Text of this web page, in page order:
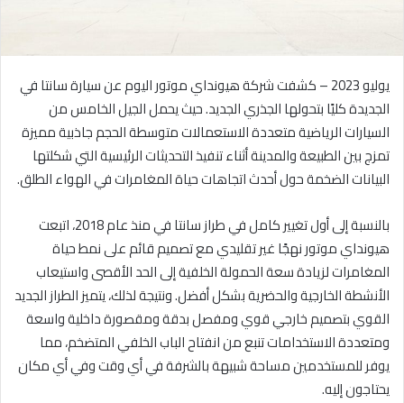
ت
و
ن
ي
ا
يوليو 2023 – كشفت شركة هيونداي موتور اليوم عن سيارة سانتا في
الجديدة كليًا بتحولها الجذري الجديد. حيث يحمل الجيل الخامس من
السيارات الرياضية متعددة الاستعمالات متوسطة الحجم جاذبية مميزة
تمزج بين الطبيعة والمدينة أثناء تنفيذ التحديثات الرئيسية التي شكلتها
البيانات الضخمة حول أحدث اتجاهات حياة المغامرات في الهواء الطلق.
بالنسبة إلى أول تغيير كامل في طراز سانتا في منذ عام 2018، اتبعت
هيونداي موتور نهجًا غير تقليدي مع تصميم قائم على نمط حياة
المغامرات لزيادة سعة الحمولة الخلفية إلى الحد الأقصى واستيعاب
الأنشطة الخارجية والحضرية بشكل أفضل. ونتيجة لذلك، يتميز الطراز الجديد
القوي بتصميم خارجي قوي ومفصل بدقة ومقصورة داخلية واسعة
ومتعددة الاستخدامات تنبع من انفتاح الباب الخلفي المتضخم، مما
يوفر للمستخدمين مساحة شبيهة بالشرفة في أي وقت وفي أي مكان
يحتاجون إليه.